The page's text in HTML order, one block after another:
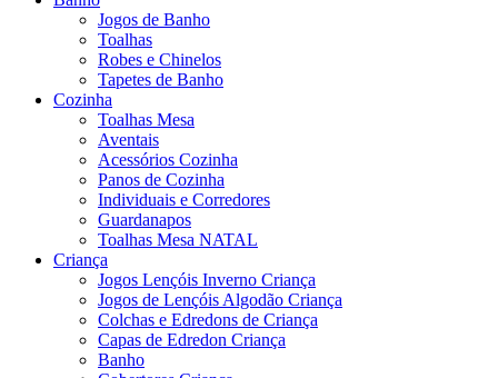
Jogos de Banho
Toalhas
Robes e Chinelos
Tapetes de Banho
Cozinha
Toalhas Mesa
Aventais
Acessórios Cozinha
Panos de Cozinha
Individuais e Corredores
Guardanapos
Toalhas Mesa NATAL
Criança
Jogos Lençóis Inverno Criança
Jogos de Lençóis Algodão Criança
Colchas e Edredons de Criança
Capas de Edredon Criança
Banho